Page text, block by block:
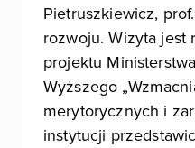
Pietruszkiewicz,
rozwoju. Wizyta jest
projektu
Wyższego
merytorycznych i
instytucji